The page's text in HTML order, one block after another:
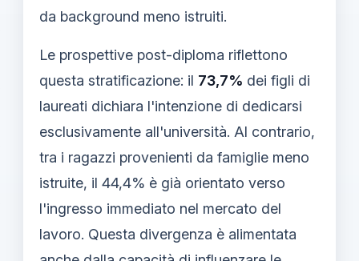
da background meno istruiti.
Le prospettive post-diploma riflettono
questa stratificazione: il 73,7% dei figli di
laureati dichiara l'intenzione di dedicarsi
esclusivamente all'università. Al contrario,
tra i ragazzi provenienti da famiglie meno
istruite, il 44,4% è già orientato verso
l'ingresso immediato nel mercato del
lavoro. Questa divergenza è alimentata